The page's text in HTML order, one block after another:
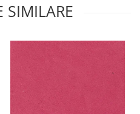
SIMILARE